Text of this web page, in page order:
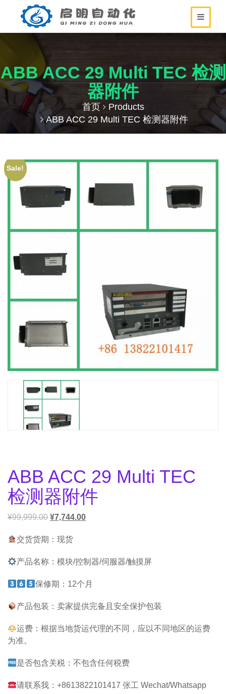
ABB ACC 29 Multi TEC 检测
器附件
首页
Products
ABB ACC 29 Multi TEC 检测器附件
Sale!
ABB ACC 29 Multi TEC
检测器附件
¥99,999.00 ¥7,744.00
交货货期：现货
产品名称：模块/控制器/伺服器/触摸屏
保修期：12个月
产品包装：卖家提供完备且安全保护包装
运费：根据当地货运代理的不同，应以不同地区的运费
为准。
是否包含关税：不包含任何税费
请联系我：+8613822101417 张工 Wechat/Whatsapp